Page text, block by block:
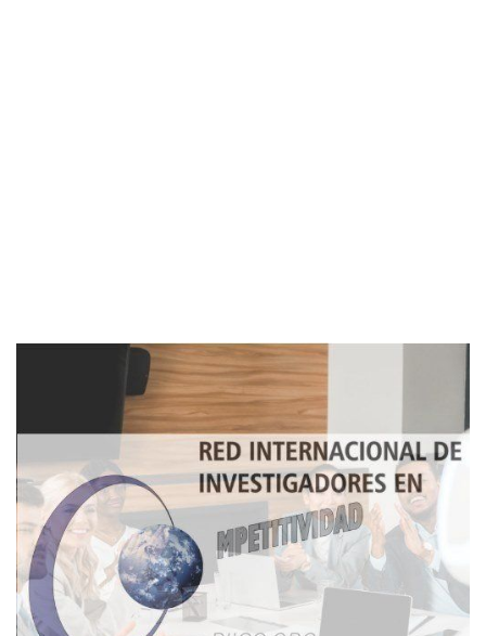
Imagen de portada